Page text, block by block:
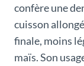
confère une
cuisson
finale, moins
maïs. Son